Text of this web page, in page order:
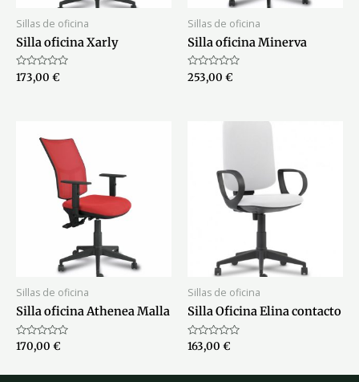
Sillas de oficina
Silla oficina Xarly
Valorado
con
173,00 €
Sillas de oficina
Silla oficina Minerva
Valorado
con
253,00 €
Sillas de oficina
Silla oficina Athenea Malla
Valorado
de
170,00 €
Sillas de oficina
Silla Oficina Elina contacto
Valorado
con
de
163,00 €